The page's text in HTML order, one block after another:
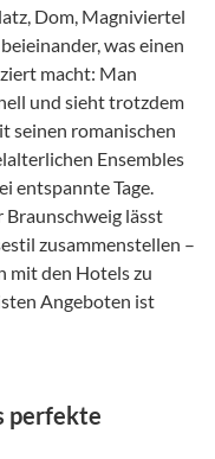
Dom, Magniviertel
was einen
macht: Man
und sieht trotzdem
seinen romanischen
Ensembles
entspannte Tage.
lässt
zusammenstellen –
mit den Hotels zu
Angeboten ist
perfekte